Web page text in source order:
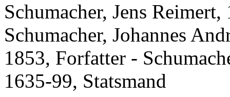
Schumacher, Jens
Schumacher, Johannes
1853, Forfatter -
1635-99, Statsmand